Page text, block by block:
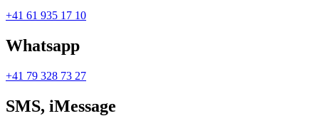
+41 61 935 17 10
Whatsapp
+41 79 328 73 27
SMS, iMessage